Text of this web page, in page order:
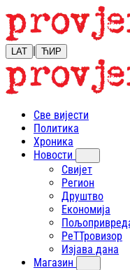
LAT | ЋИР
Све вијести
Политика
Хроника
Новости
Свијет
Регион
Друштво
Економија
РеТТровизор
Изјава дана
Магазин